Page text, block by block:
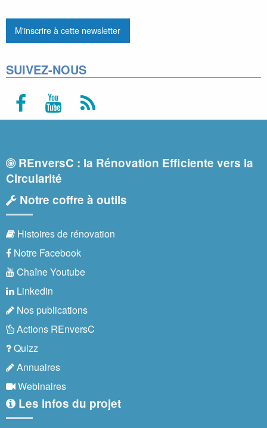
SUIVEZ-NOUS
REnversC : la Rénovation Efficiente vers la
Circularité
Notre coffre à outils
Histoires de rénovation
Notre Facebook
Chaîne Youtube
Linkedin
Nos publications
Actions REnversC
Quizz
Annuaires
Webinaires
Les infos du projet